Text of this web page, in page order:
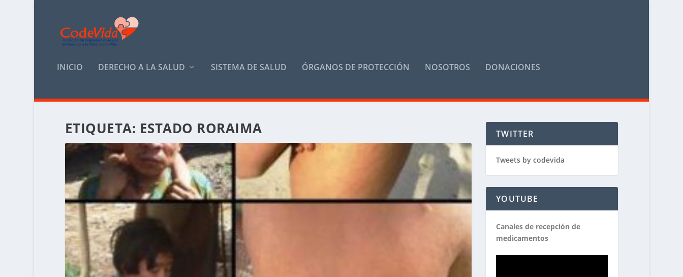
INICIO DERECHO A LA SALUD SISTEMA DE SALUD ÓRGANOS DE PROTECCIÓN NOSOTROS DONACIONES
ETIQUETA: ESTADO RORAIMA TWITTER
Tweets by codevida
YOUTUBE
Canales de recepción de
medicamentos